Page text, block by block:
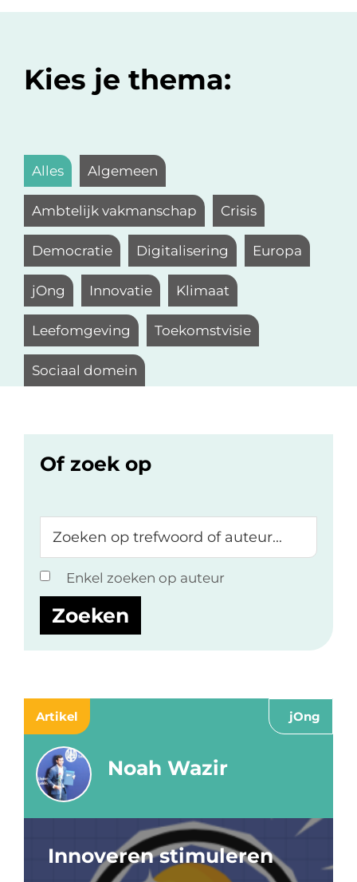
Kies je thema:
Alles Algemeen
Ambtelijk vakmanschap Crisis
Democratie Digitalisering Europa
jOng Innovatie Klimaat
Leefomgeving Toekomstvisie
Sociaal domein
Of zoek op
op
trefwoord
of
auteur...
Enkel zoeken op auteur
Artikel jOng
Noah Wazir
Innoveren stimuleren